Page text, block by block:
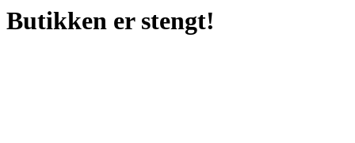
Butikken er stengt!